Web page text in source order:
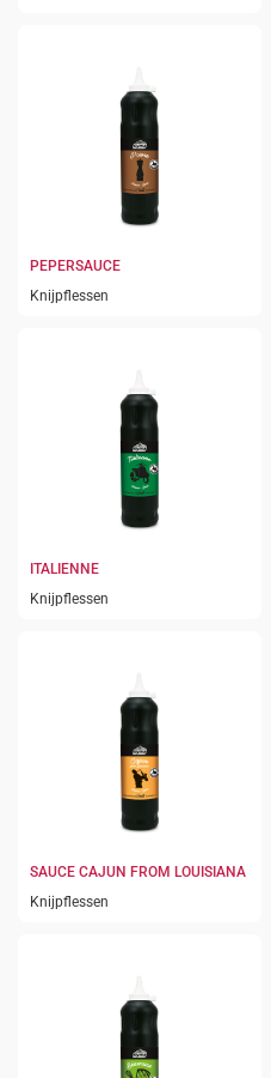
PEPERSAUCE
Knijpflessen
ITALIENNE
Knijpflessen
SAUCE CAJUN FROM LOUISIANA
Knijpflessen